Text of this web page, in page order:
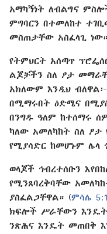
አማካኝነት ለብልግና
ምግባርን በተመለከተ
መስጠታቸው አስፈላጊ ነው።
የትምህርት አሰጣጥ
ልጆቻችን ስለ ፆታ
አክለውም እንዲህ
በሚማሩበት ዕድሜና
በንግዱ ዓለም ከተሰማሩ
ካለው አመለካከት ስለ
የሚያሳድር ከመሆኑም ሌላ
ወላጆች ኅብረተሰቡን
የሚንጸባረቅባቸው
ያስፈልጋቸዋል። (ምሳሌ
ክፍሎች ሥራቸውን እንዴት
ንጽሕና እንዴት መጠበቅ